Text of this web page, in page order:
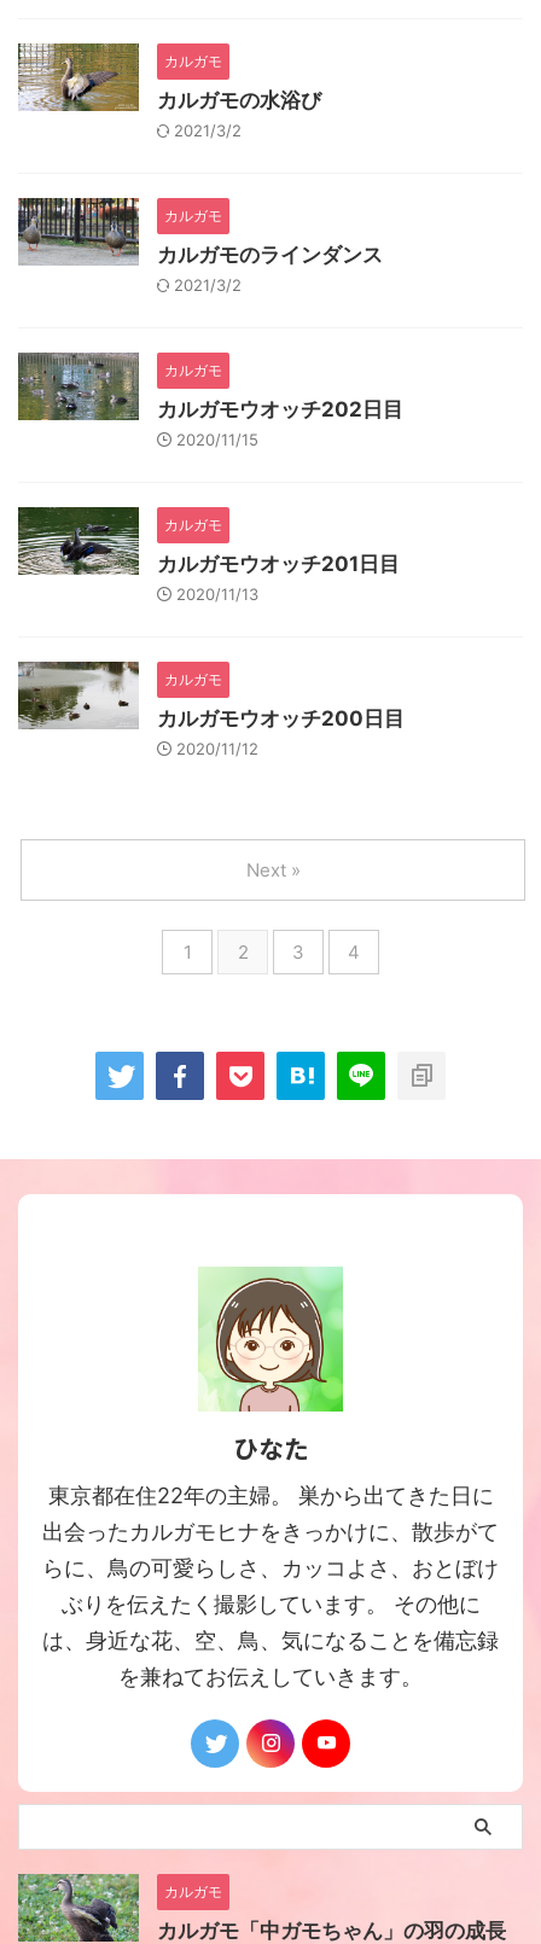
カルガモ
カルガモの水浴び
2021/3/2
カルガモ
カルガモのラインダンス
2021/3/2
カルガモ
カルガモウオッチ202日目
2020/11/15
カルガモ
カルガモウオッチ201日目
2020/11/13
カルガモ
カルガモウオッチ200日目
2020/11/12
1 2 3 4
Next »
ひなた
東京都在住22年の主婦。 巣から出てきた日に
出会ったカルガモヒナをきっかけに、散歩がて
らに、鳥の可愛らしさ、カッコよさ、おとぼけ
ぶりを伝えたく撮影しています。 その他に
は、身近な花、空、鳥、気になることを備忘録
を兼ねてお伝えしていきます。
カルガモ
カルガモ「中ガモちゃん」の羽の成長